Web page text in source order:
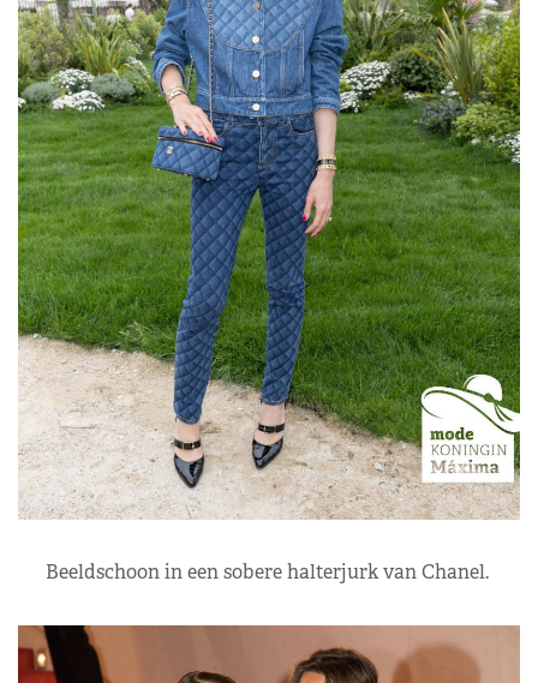
Beeldschoon in een sobere halterjurk van Chanel.